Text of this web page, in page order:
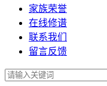
家族荣誉
在线修谱
联系我们
留言反馈